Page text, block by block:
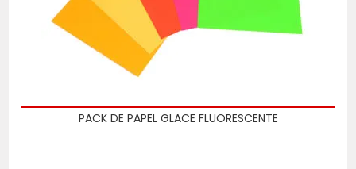
PACK DE PAPEL GLACE FLUORESCENTE